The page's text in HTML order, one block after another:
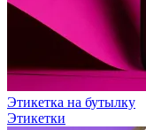
Этикетка на бутылку
Этикетки